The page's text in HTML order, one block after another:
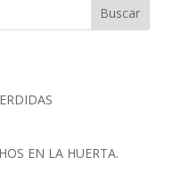
Buscar
EN LA HUERTA.